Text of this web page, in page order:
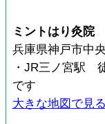
ミントはり灸院
兵庫県神戸市中
・JR三ノ宮駅
です
大きな地図で見る